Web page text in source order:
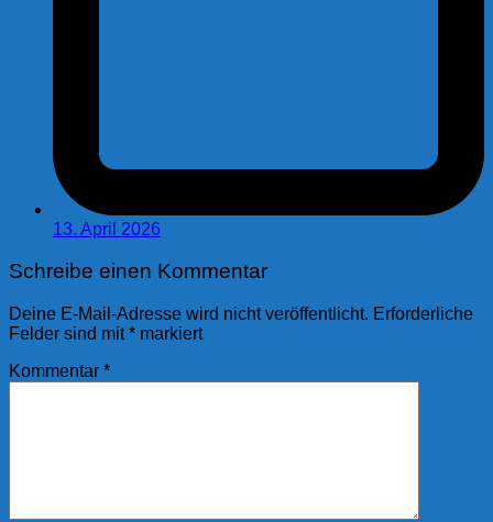
13. April 2026
Schreibe einen Kommentar
Deine E-Mail-Adresse wird nicht veröffentlicht. Erforderliche
Felder sind mit* markiert
Kommentar *